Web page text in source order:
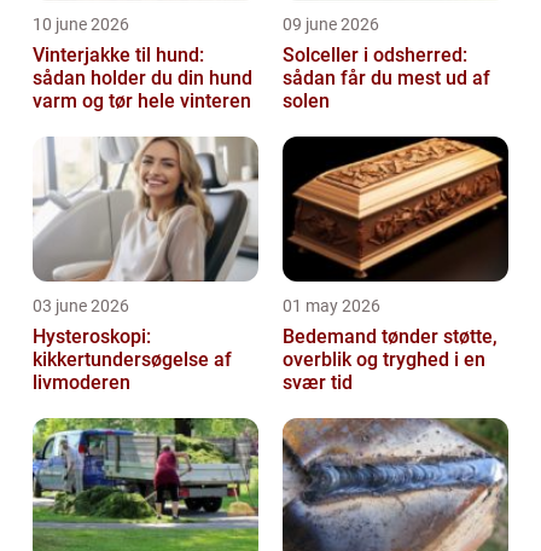
10 june 2026
Vinterjakke til hund:
sådan holder du din hund
varm og tør hele vinteren
09 june 2026
Solceller i odsherred:
sådan får du mest ud af
solen
03 june 2026
Hysteroskopi:
kikkertundersøgelse af
livmoderen
01 may 2026
Bedemand tønder støtte,
overblik og tryghed i en
svær tid